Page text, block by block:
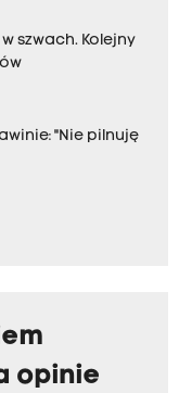
szwach. Kolejny
"Nie pilnuję
opinie